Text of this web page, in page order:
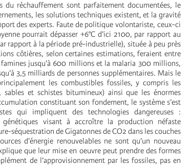
réchauffement sont parfaitement documentées, le
les solutions techniques existent, et la gravité
des experts. Faute de politique volontariste, ceux-ci
pourrait dépasser +6°C d’ici 2100, par rapport au
rapport à la période pré-industrielle), située à peu près
côtières, selon certaines estimations, feraient entre
jusqu’à 600 millions et la malaria 300 millions,
3,5 milliards de personnes supplémentaires. Mais le
les combustibles fossiles, y compris les
et schistes bitumineux) ainsi que les énormes
constituant son fondement, le système s’est
qui impliquent des technologies dangereuses :
visant à accroître la production néfaste
séquestration de Gigatonnes de CO2 dans les couches
d’énergie renouvelables ne sont qu’un nouveau
que leur mise en oeuvre peut prendre des formes
de l’approvisionnement par les fossiles, pas en